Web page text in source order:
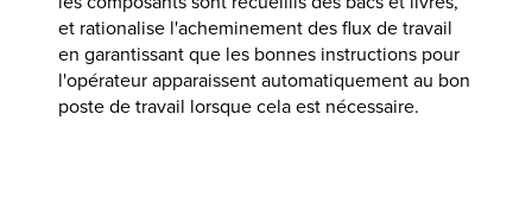
et rationalise l'acheminement des flux de travail
en garantissant que les bonnes instructions pour
l'opérateur apparaissent automatiquement au bon
poste de travail lorsque cela est nécessaire.